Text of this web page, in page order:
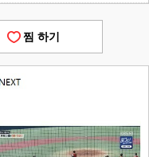
찜 하기